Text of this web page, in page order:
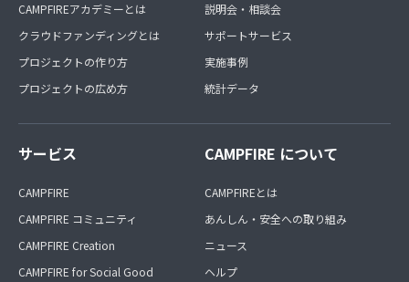
CAMPFIREアカデミーとは
クラウドファンディングとは
プロジェクトの作り方
プロジェクトの広め方
説明会・相談会
サポートサービス
実施事例
統計データ
サービス
CAMPFIRE
CAMPFIRE コミュニティ
CAMPFIRE Creation
CAMPFIRE for Social Good
CAMPFIRE について
CAMPFIREとは
あんしん・安全への取り組み
ニュース
ヘルプ